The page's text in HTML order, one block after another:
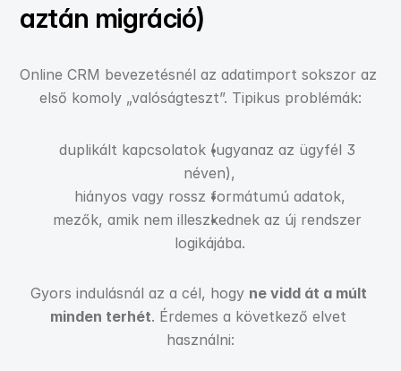
aztán migráció)
Online CRM bevezetésnél az adatimport sokszor az
első komoly „valóságteszt”. Tipikus problémák:
duplikált kapcsolatok (ugyanaz az ügyfél 3
néven),
hiányos vagy rossz formátumú adatok,
mezők, amik nem illeszkednek az új rendszer
logikájába.
Gyors indulásnál az a cél, hogy ne vidd át a múlt
minden terhét. Érdemes a következő elvet
használni: